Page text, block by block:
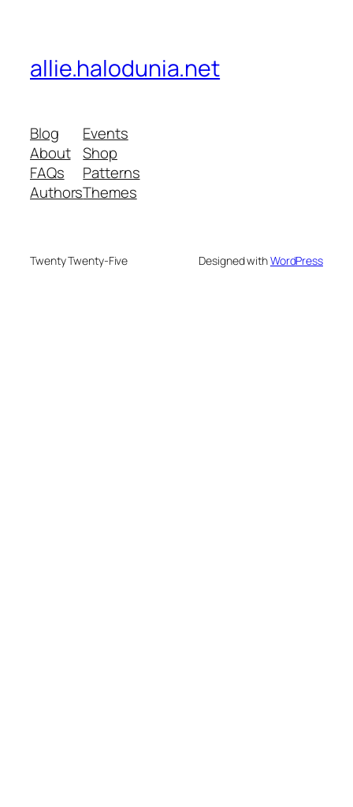
allie.halodunia.net
Blog
About
FAQs
Authors
Events
Shop
Patterns
Themes
Twenty Twenty-Five Designed withWordPress